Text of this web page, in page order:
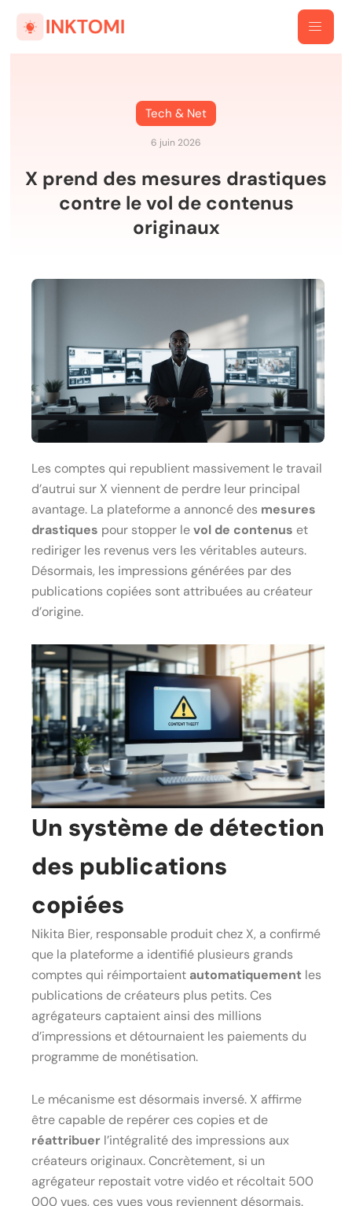
Tech & Net
6 juin 2026
X prend des mesures drastiques
contre le vol de contenus
originaux
Les comptes qui republient massivement le travail
d’autrui sur X viennent de perdre leur principal
avantage. La plateforme a annoncé des mesures
drastiques pour stopper levol de contenus et
rediriger les revenus vers les véritables auteurs.
Désormais, les impressions générées par des
publications copiées sont attribuées au créateur
d’origine.
Un système de détection
des publications
copiées
Nikita Bier, responsable produit chez X, a confirmé
que la plateforme a identifié plusieurs grands
comptes qui réimportaient automatiquement les
publications de créateurs plus petits. Ces
agrégateurs captaient ainsi des millions
d’impressions et détournaient les paiements du
programme de monétisation.
Le mécanisme est désormais inversé. X affirme
être capable de repérer ces copies et de
réattribuer l’intégralité des impressions aux
créateurs originaux. Concrètement, si un
agrégateur repostait votre vidéo et récoltait 500
000 vues, ces vues vous reviennent désormais.